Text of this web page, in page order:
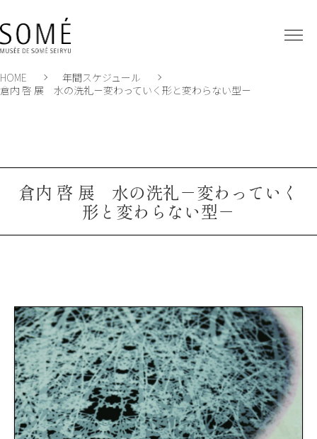
HOME
年間スケジュール
倉内 啓 展 水の洗礼－変わっていく形と変わらない型－
倉内 啓 展 水の洗礼－変わっていく
形と変わらない型－